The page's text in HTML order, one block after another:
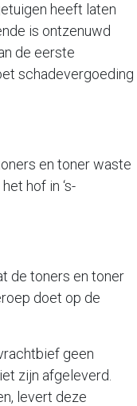
heeft laten
is ontzenuwd
de eerste
schadevergoeding
en toner waste
hof in ‘s-
de toners en toner
doet op de
geen
zijn afgeleverd.
levert deze